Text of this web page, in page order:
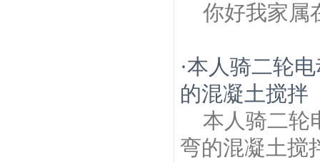
你好我家属
·本人骑二轮
的混凝土搅拌
本人骑二轮
弯的混凝土搅